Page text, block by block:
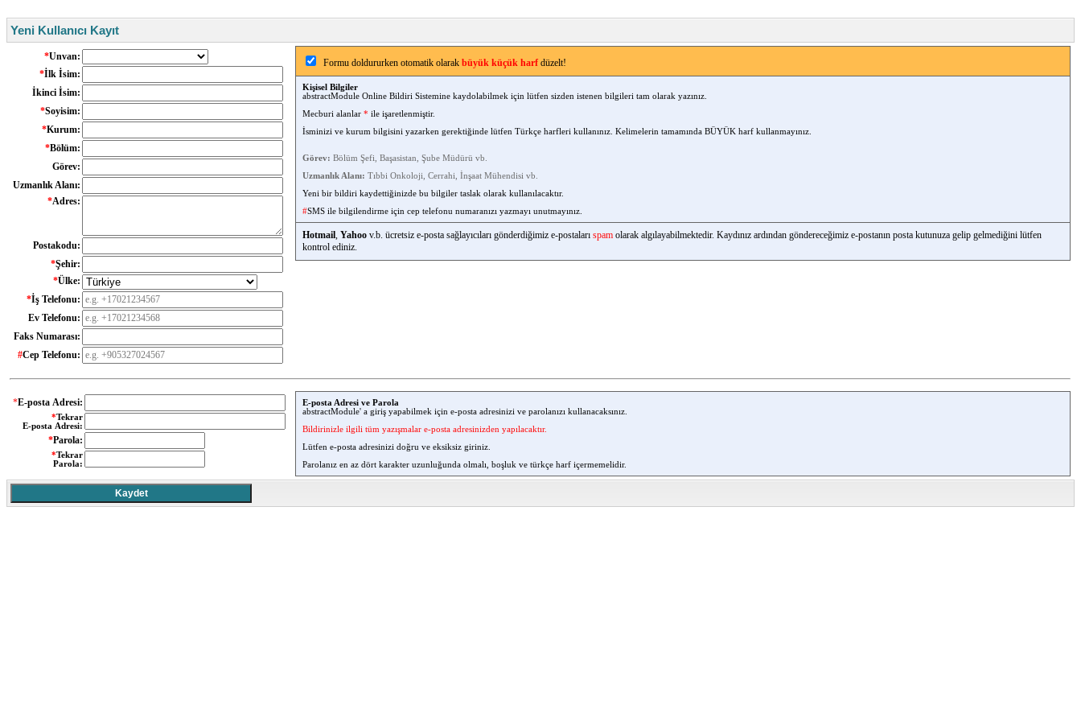
Yeni Kullanıcı Kayıt
*Unvan:
*İlk İsim:
İkinci İsim:
*Soyisim:
*Kurum:
*Bölüm:
Görev:
Uzmanlık Alanı:
*Adres:
Postakodu:
*Şehir:
*Ülke:
*İş Telefonu:
Ev Telefonu:
Faks Numarası:
#Cep Telefonu:
Formu doldururken otomatik olarak büyük küçük harf düzelt!
Kişisel Bilgiler
abstractModule Online Bildiri Sistemine kaydolabilmek için lütfen sizden istenen bilgileri tam olarak yazınız.
Mecburi alanlar * ile işaretlenmiştir.
İsminizi ve kurum bilgisini yazarken gerektiğinde lütfen Türkçe harfleri kullanınız. Kelimelerin tamamında BÜYÜK harf kullanmayınız.
Görev: Bölüm Şefi, Başasistan, Şube Müdürü vb.
Uzmanlık Alanı: Tıbbi Onkoloji, Cerrahi, İnşaat Mühendisi vb.
Yeni bir bildiri kaydettiğinizde bu bilgiler taslak olarak kullanılacaktır.
#SMS ile bilgilendirme için cep telefonu numaranızı yazmayı unutmayınız.
Hotmail, Yahoo v.b. ücretsiz e-posta sağlayıcıları gönderdiğimiz e-postaları spam olarak algılayabilmektedir. Kaydınız ardından göndereceğimiz e-postanın posta kutunuza gelip gelmediğini lütfen
kontrol ediniz.
*E-posta Adresi:
*Tekrar
E-posta Adresi:
*Parola:
*Tekrar
Parola:
E-posta Adresi ve Parola
abstractModule' a giriş yapabilmek için e-posta adresinizi ve parolanızı kullanacaksınız.
Bildirinizle ilgili tüm yazışmalar e-posta adresinizden yapılacaktır.
Lütfen e-posta adresinizi doğru ve eksiksiz giriniz.
Parolanız en az dört karakter uzunluğunda olmalı, boşluk ve türkçe harf içermemelidir.